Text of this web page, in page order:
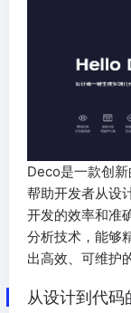
Deco是一款创
帮助开发者从设
开发的效率和准
分析技术，能够
出高效、可维护
从设计到代码